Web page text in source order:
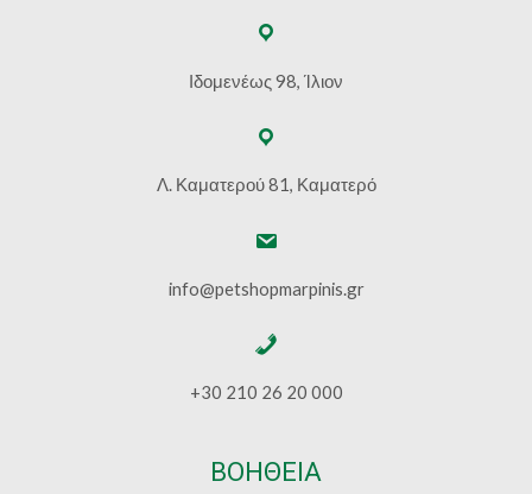
Ιδομενέως 98, Ίλιον
Λ. Καματερού 81, Καματερό
info@petshopmarpinis.gr
+30 210 26 20 000
ΒΟΗΘΕΙΑ